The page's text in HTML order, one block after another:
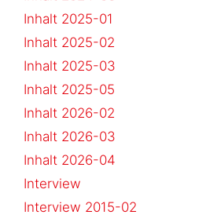
Inhalt 2025-01
Inhalt 2025-02
Inhalt 2025-03
Inhalt 2025-05
Inhalt 2026-02
Inhalt 2026-03
Inhalt 2026-04
Interview
Interview 2015-02